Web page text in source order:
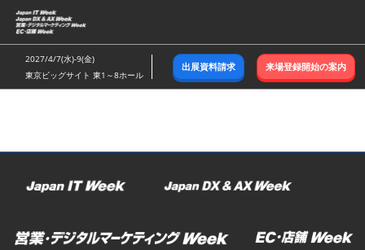
ス
キ
ッ
し
む
2027/4/7(水)-9(金)
東京ビッグサイト 東1～8ホール
出展資料請求 来場登録開始の案内